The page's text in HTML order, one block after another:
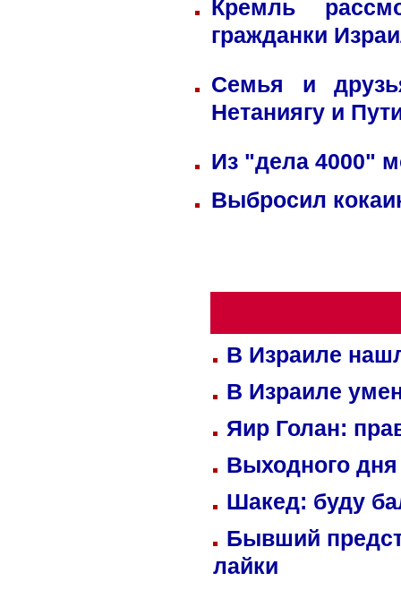
Кремль
гражданки
Семья и
Нетаниягу и
Из "дела 4000"
Выбросил
В Израиле
В Израиле
Яир Голан:
Выходного
Шакед: буду
Бывший
лайки